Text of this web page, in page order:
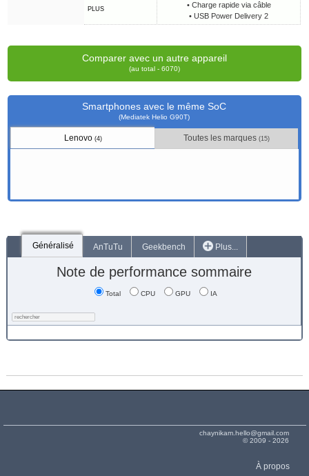
PLUS
• Charge rapide via câble
• USB Power Delivery 2
Comparer avec un autre appareil
(au total - 6070)
Smartphones avec le même SoC
(Mediatek Helio G90T)
Lenovo (4) Toutes les marques(15)
Généralisé AnTuTu Geekbench Plus...
Note de performance sommaire
Total CPU GPU IA
chaynikam.hello@gmail.com
© 2009 - 2026
À propos